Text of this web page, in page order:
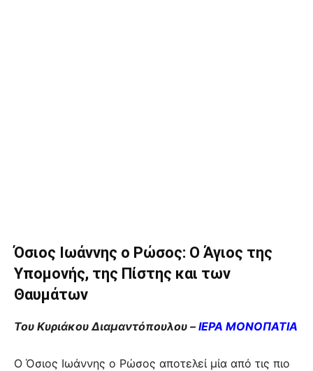
Όσιος Ιωάννης ο Ρώσος: Ο Άγιος της
Υπομονής, της Πίστης και των
Θαυμάτων
Του Κυριάκου Διαμαντόπουλου –ΙΕΡΑ ΜΟΝΟΠΑΤΙΑ
Ο Όσιος Ιωάννης ο Ρώσος αποτελεί μία από τις πιο